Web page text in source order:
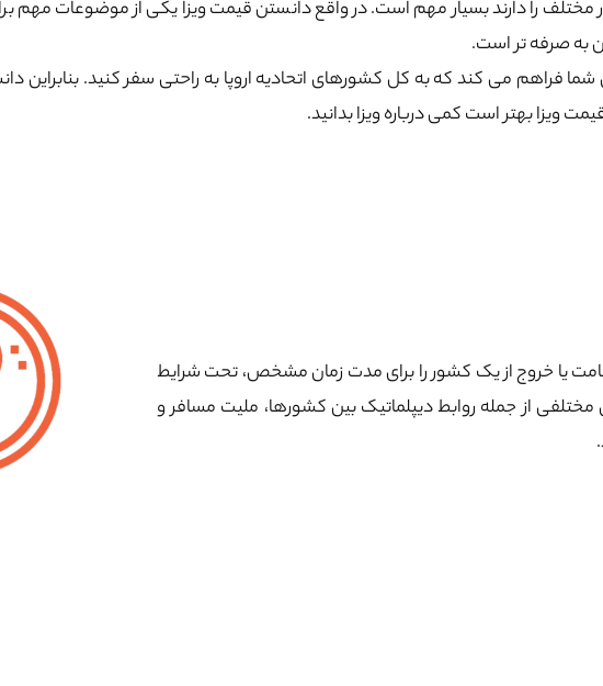
را دارند بسیار مهم است. در واقع دانستن قیمت ویزا یکی از موضوعات مهم
به صرفه تر است.
فراهم می کند که به کل کشورهای اتحادیه اروپا به راحتی سفر کنید. بنابراین
ویزا بهتر است کمی درباره ویزا بدانید.
یا خروج از یک کشور را برای مدت زمان مشخص، تحت شرایط
از جمله روابط دیپلماتیک بین کشورها، ملیت مسافر و